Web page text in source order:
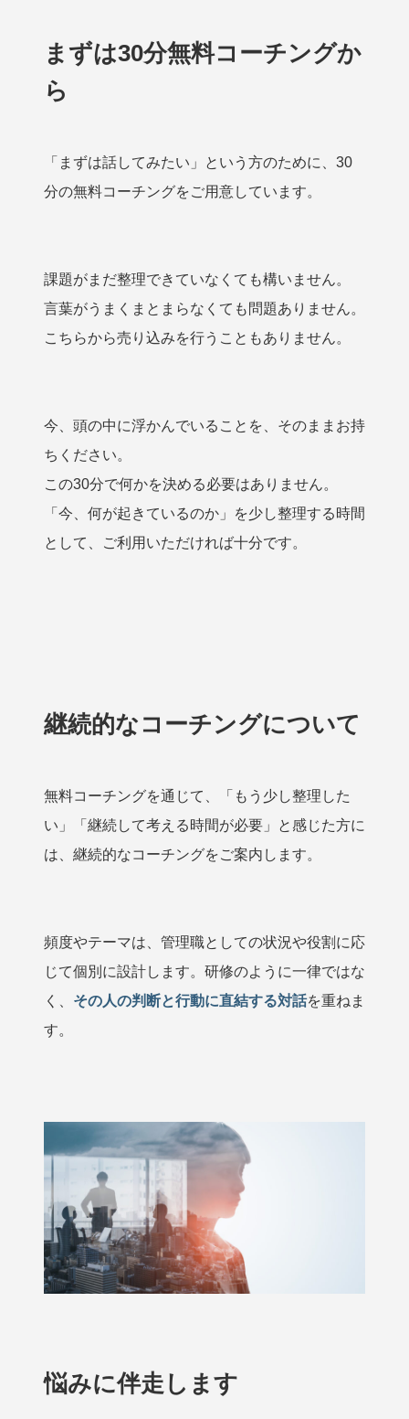
まずは30分無料コーチングか
ら
「まずは話してみたい」という方のために、30
分の無料コーチングをご用意しています。
課題がまだ整理できていなくても構いません。
言葉がうまくまとまらなくても問題ありません。
こちらから売り込みを行うこともありません。
今、頭の中に浮かんでいることを、そのままお持
ちください。
この30分で何かを決める必要はありません。
「今、何が起きているのか」を少し整理する時間
として、ご利用いただければ十分です。
継続的なコーチングについて
無料コーチングを通じて、「もう少し整理した
い」「継続して考える時間が必要」と感じた方に
は、継続的なコーチングをご案内します。
頻度やテーマは、管理職としての状況や役割に応
じて個別に設計します。研修のように一律ではな
く、 その人の判断と行動に直結する対話を重ねま
す。
悩みに伴走します